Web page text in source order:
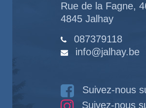
Rue de la Fagne,
4845 Jalhay
087379118
info@jalhay.be
Suivez-nous
Suivez-nous